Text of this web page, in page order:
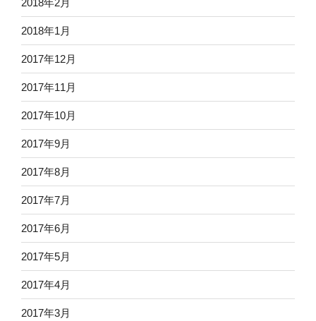
2018年1月
2017年12月
2017年11月
2017年10月
2017年9月
2017年8月
2017年7月
2017年6月
2017年5月
2017年4月
2017年3月